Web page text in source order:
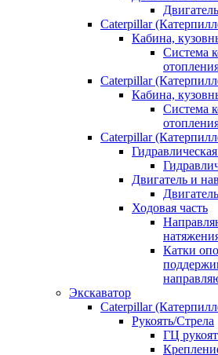
Caterpillar
Кабина,
Система
Caterpillar
Кабина,
Система
Caterpillar
Двигатель и
Ходовая часть
Катки
Экскаватор
Caterpillar
Рукоять/Стрела
ГЦ